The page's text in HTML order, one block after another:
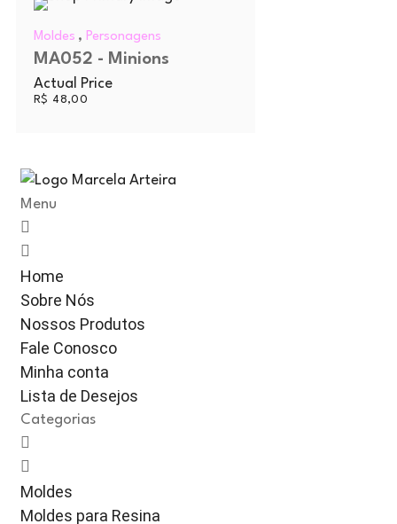
Moldes , Personagens
MA052 - Minions
Actual Price
R$ 48,00
Menu
Home
Sobre Nós
Nossos Produtos
Fale Conosco
Minha conta
Lista de Desejos
Categorias
Moldes
Moldes para Resina